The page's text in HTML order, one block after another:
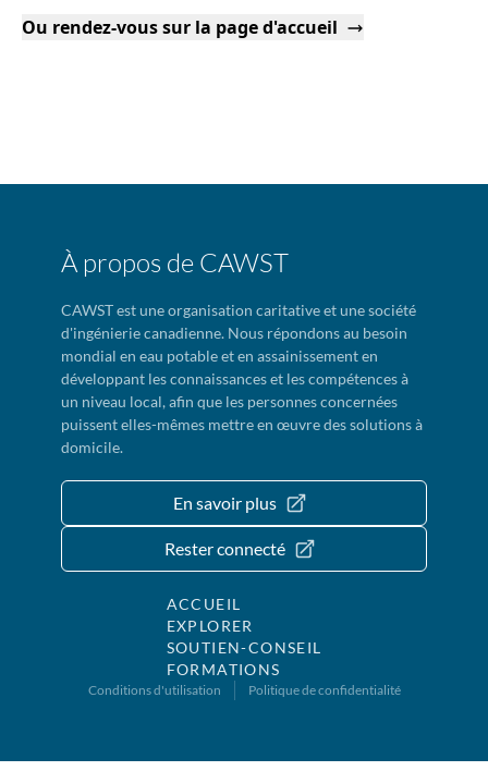
Ou rendez-vous sur la page d'accueil
À propos de CAWST
CAWST est une organisation caritative et une société
d'ingénierie canadienne. Nous répondons au besoin
mondial en eau potable et en assainissement en
développant les connaissances et les compétences à
un niveau local, afin que les personnes concernées
puissent elles-mêmes mettre en œuvre des solutions à
domicile.
En savoir plus
Rester connecté
ACCUEIL
EXPLORER
SOUTIEN-CONSEIL
FORMATIONS
Conditions d'utilisation Politique de confidentialité